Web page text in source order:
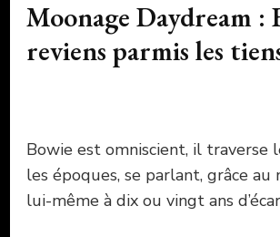
Moonage Daydream :
reviens parmis les
Bowie est omniscient, il traverse
les époques, se parlant, grâce au
lui-même à dix ou vingt ans